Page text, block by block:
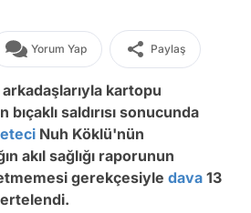
Yorum Yap Paylaş
kartopu
saldırısı sonucunda
Nuh Köklü'nün
akıl sağlığı raporunun
gerekçesiyle dava 13